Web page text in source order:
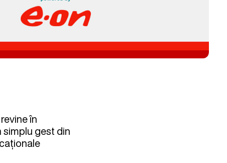
în
simplu gest din